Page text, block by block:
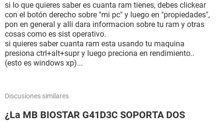
si lo que quieres saber es cuanta ram tienes, debes clickear
con el botón derecho sobre "mi pc" y luego en "propiedades",
pon en general y alli dara informacion sobre tu ram y otras
cosas como es sist operativo.
si quieres saber cuanta ram esta usando tu maquina
presiona ctrl+alt+supr y luego preciona en rendimiento..
(esto es windows xp)...
Discusiones similares
¿La MB BIOSTAR G41D3C SOPORTA DOS